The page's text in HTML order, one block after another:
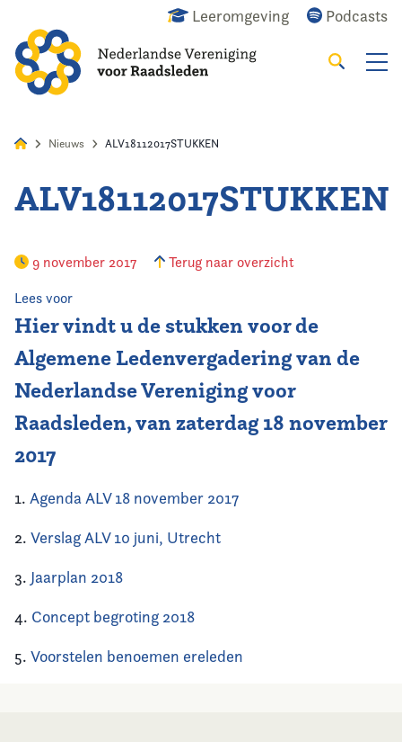
Leeromgeving Podcasts
Zoeken
Home
Nieuws
Kennis & Informatie
Nieuws ALV18112017STUKKEN
ALV18112017STUKKEN
9 november 2017 Terug naar overzicht
Lees voor
Hier vindt u de stukken voor de
Algemene Ledenvergadering van de
Nederlandse Vereniging voor
Raadsleden, van zaterdag 18 november
2017
1. Agenda ALV 18 november 2017
2. Verslag ALV 10 juni, Utrecht
3. Jaarplan 2018
4. Concept begroting 2018
5. Voorstelen benoemen ereleden